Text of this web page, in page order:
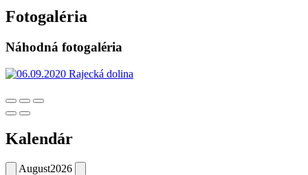
Fotogaléria
Náhodná fotogaléria
Kalendár
August2026